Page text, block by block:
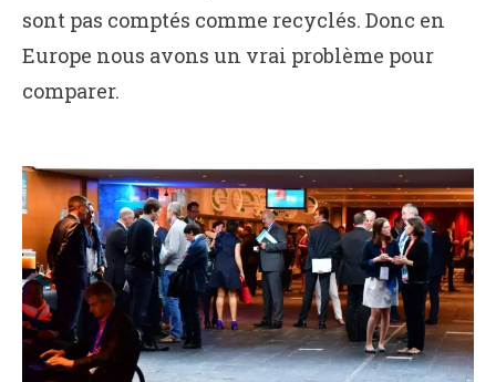
sont pas comptés comme recyclés. Donc en
Europe nous avons un vrai problème pour
comparer.